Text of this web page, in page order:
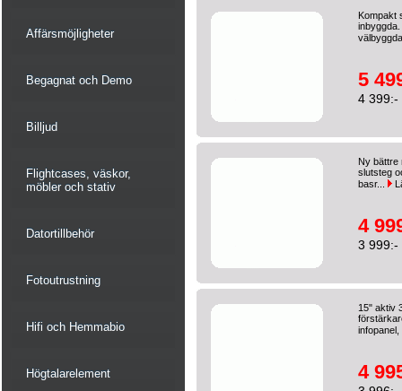
Affärsmöjligheter
Begagnat och Demo
Billjud
Flightcases, väskor,
möbler och stativ
Datortillbehör
Fotoutrustning
Hifi och Hemmabio
Högtalarelement
Kompakt
5
4 399:-
Ny bättre
slutsteg
basr...
4
3 999:-
15" aktiv
4